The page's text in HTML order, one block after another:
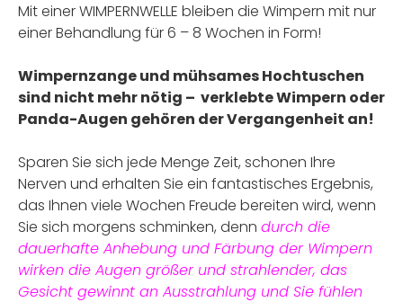
Mit einer WIMPERNWELLE bleiben die Wimpern mit nur
einer Behandlung für 6 – 8 Wochen in Form!
Wimpernzange und mühsames Hochtuschen
sind nicht mehr nötig – verklebte Wimpern oder
Panda-Augen gehören der Vergangenheit an!
Sparen Sie sich jede Menge Zeit, schonen Ihre
Nerven und erhalten Sie ein fantastisches Ergebnis,
das Ihnen viele Wochen Freude bereiten wird, wenn
Sie sich morgens schminken, denn durch die
dauerhafte Anhebung und Färbung der Wimpern
wirken die Augen größer und strahlender, das
Gesicht gewinnt an Ausstrahlung und Sie fühlen